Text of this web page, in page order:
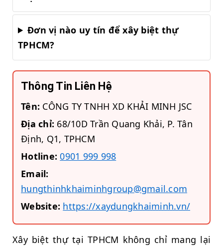
Đơn vị nào uy tín để xây biệt thự
TPHCM?
Thông Tin Liên Hệ
Tên: CÔNG TY TNHH XD KHẢI MINH JSC
Địa chỉ: 68/10D Trần Quang Khải, P. Tân
Định, Q1, TPHCM
Hotline: 0901 999 998
Email:
hungthinhkhaiminhgroup@gmail.com
Website: https://xaydungkhaiminh.vn/
Xây biệt thự tại TPHCM không chỉ mang lại